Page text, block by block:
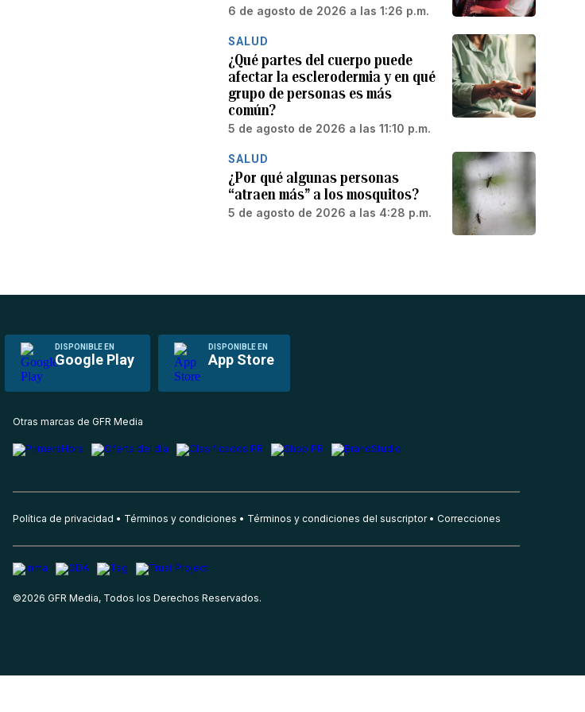
6 de agosto de 2026 a las 1:26 p.m.
SALUD
¿Qué partes del cuerpo puede
afectar la esclerodermia y en qué
grupo de personas es más
común?
5 de agosto de 2026 a las 11:10 p.m.
SALUD
¿Por qué algunas personas
“atraen más” a los mosquitos?
5 de agosto de 2026 a las 4:28 p.m.
DISPONIBLE EN
Google Play
DISPONIBLE EN
App Store
Otras marcas de GFR Media
Política de privacidad Términos y condiciones Términos y condiciones del suscriptor Correcciones
©2026 GFR Media, Todos los Derechos Reservados.